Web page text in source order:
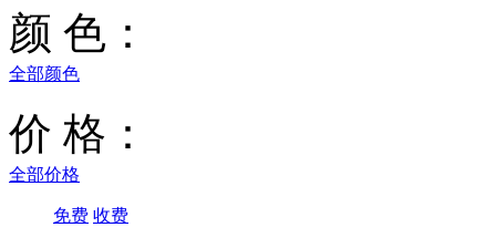
颜 色：
全部颜色
价 格：
全部价格
免费 收费